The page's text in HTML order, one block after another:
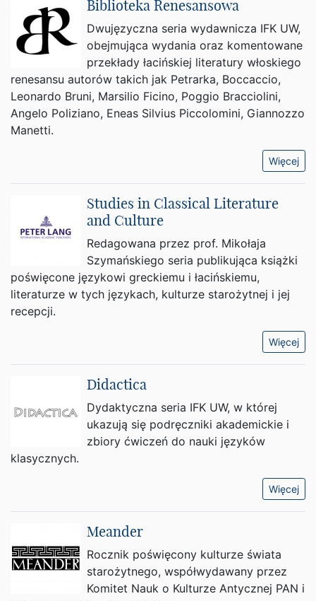
Biblioteka Renesansowa
Dwujęzyczna seria wydawnicza IFK UW,
obejmująca wydania oraz komentowane
przekłady łacińskiej literatury włoskiego
renesansu autorów takich jak Petrarka, Boccaccio,
Leonardo Bruni, Marsilio Ficino, Poggio Bracciolini,
Angelo Poliziano, Eneas Silvius Piccolomini, Giannozzo
Manetti.
Więcej
Studies in Classical Literature
and Culture
Redagowana przez prof. Mikołaja
Szymańskiego seria publikująca książki
poświęcone językowi greckiemu i łacińskiemu,
literaturze w tych językach, kulturze starożytnej i jej
recepcji.
Więcej
Didactica
Dydaktyczna seria IFK UW, w której
ukazują się podręczniki akademickie i
zbiory ćwiczeń do nauki języków
klasycznych.
Więcej
Meander
Rocznik poświęcony kulturze świata
starożytnego, współwydawany przez
Komitet Nauk o Kulturze Antycznej PAN i